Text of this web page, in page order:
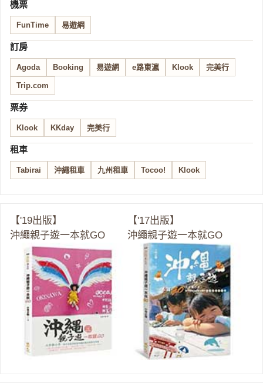
機票
FunTime 易遊網
訂房
Agoda Booking 易遊網 e路東瀛 Klook 完美行
Trip.com
票券
Klook KKday 完美行
租車
Tabirai 沖繩租車 九州租車 Tocoo! Klook
【'19出版】
沖繩親子遊一本就GO
【'17出版】
沖繩親子遊一本就GO